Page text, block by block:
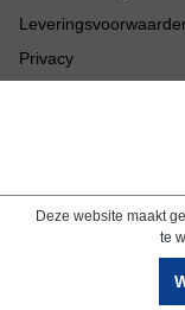
Privacy
Deze website maakt
te